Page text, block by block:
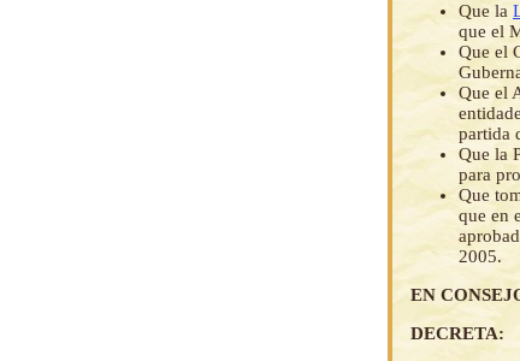
Que la
que el
Que el
Que el
partida
Que la
para
Que
que en
2005.
EN
DECRETA: